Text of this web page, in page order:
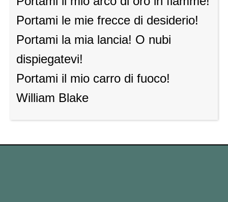
Portami le mie frecce di desiderio!
Portami la mia lancia! O nubi
dispiegatevi!
Portami il ​​mio carro di fuoco!
William Blake